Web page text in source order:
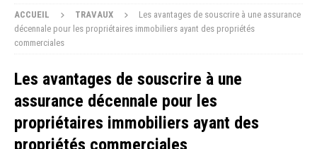
ACCUEIL TRAVAUX
Les avantages de souscrire à une assurance
décennale pour les propriétaires immobiliers ayant des propriétés
commerciales
Les avantages de souscrire à une
assurance décennale pour les
propriétaires immobiliers ayant des
propriétés commerciales